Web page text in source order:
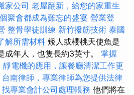
家公司 老屋翻新，給您的家重生
聚會都成為難忘的盛宴 營業登
整骨學徒訓練 新竹撥筋技術 泰國
解所需材料 矮人或櫻桃天使魚是
成年人，也隻長約3英寸。 掌握
靜電機的應用，讓餐廳清潔工作更
台南律師，專業律師為您提供法律
找專業會計公司處理帳務 他們將在